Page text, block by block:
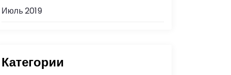
Июль 2019
Категории